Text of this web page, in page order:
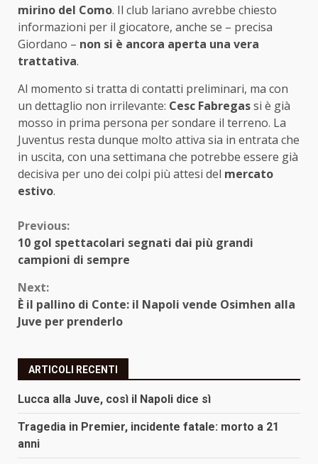
mirino del Como. Il club lariano avrebbe chiesto
informazioni per il giocatore, anche se – precisa
Giordano – non si è ancora aperta una vera
trattativa.
Al momento si tratta di contatti preliminari, ma con
un dettaglio non irrilevante: Cesc Fabregassi è già
mosso in prima persona per sondare il terreno. La
Juventus resta dunque molto attiva sia in entrata che
in uscita, con una settimana che potrebbe essere già
decisiva per uno dei colpi più attesi del mercato
estivo.
Continue
Reading
Previous:
10 gol spettacolari segnati dai più grandi
campioni di sempre
Next:
È il pallino di Conte: il Napoli vende Osimhen alla
Juve per prenderlo
ARTICOLI RECENTI
Lucca alla Juve, così il Napoli dice sì
Tragedia in Premier, incidente fatale: morto a 21
anni